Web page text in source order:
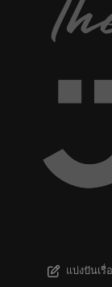
แบ่งปันเรื่